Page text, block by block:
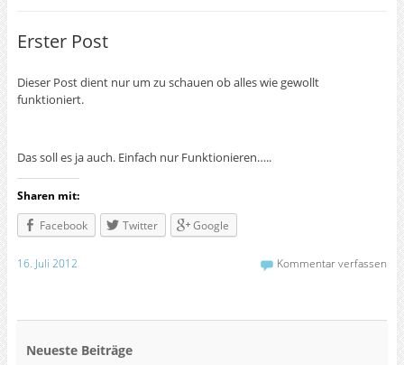
Erster Post
Dieser Post dient nur um zu schauen ob alles wie gewollt
funktioniert.
Das soll es ja auch. Einfach nur Funktionieren…..
Sharen mit:
Facebook
Twitter Google
16. Juli 2012 Kommentar verfassen
Neueste Beiträge